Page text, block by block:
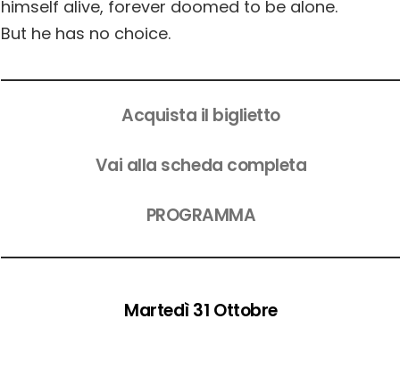
himself alive, forever doomed to be alone.
But he has no choice.
Acquista il biglietto
Vai alla scheda completa
PROGRAMMA
Martedì 31 Ottobre